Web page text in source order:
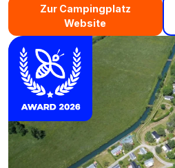
Zur Campingplatz
Website